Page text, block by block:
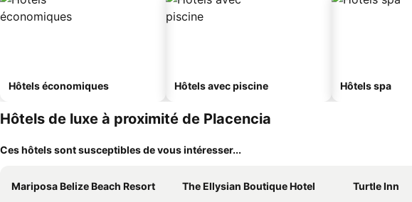
Hôtels économiques Hôtels avec piscine Hôtels spa
Hôtels de luxe à proximité de Placencia
Ces hôtels sont susceptibles de vous intéresser...
Mariposa Belize Beach Resort The Ellysian Boutique Hotel Turtle Inn